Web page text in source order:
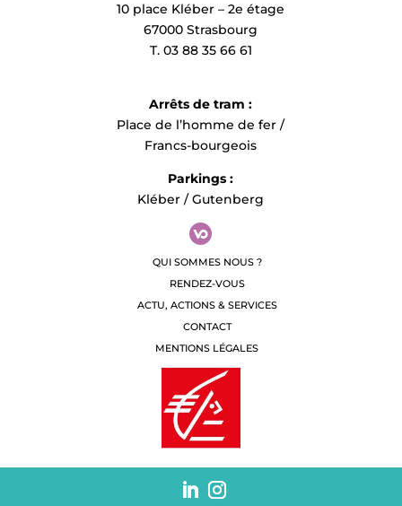
10 place Kléber – 2e étage
67000 Strasbourg
T. 03 88 35 66 61
Arrêts de tram :
Place de l’homme de fer /
Francs-bourgeois
Parkings :
Kléber / Gutenberg
QUI SOMMES NOUS ?
RENDEZ-VOUS
ACTU, ACTIONS & SERVICES
CONTACT
MENTIONS LÉGALES